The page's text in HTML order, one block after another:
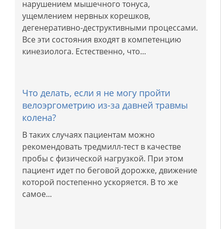
нарушением мышечного тонуса,
ущемлением нервных корешков,
дегенеративно-деструктивными процессами.
Все эти состояния входят в компетенцию
кинезиолога. Естественно, что...
Что делать, если я не могу пройти
велоэргометрию из-за давней травмы
колена?
В таких случаях пациентам можно
рекомендовать тредмилл-тест в качестве
пробы с физической нагрузкой. При этом
пациент идет по беговой дорожке, движение
которой постепенно ускоряется. В то же
самое...